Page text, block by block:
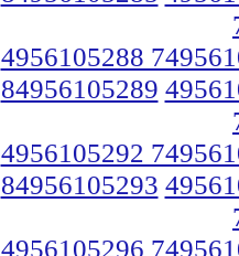
4956105288
84956105289
4956105292
84956105293
4956105296